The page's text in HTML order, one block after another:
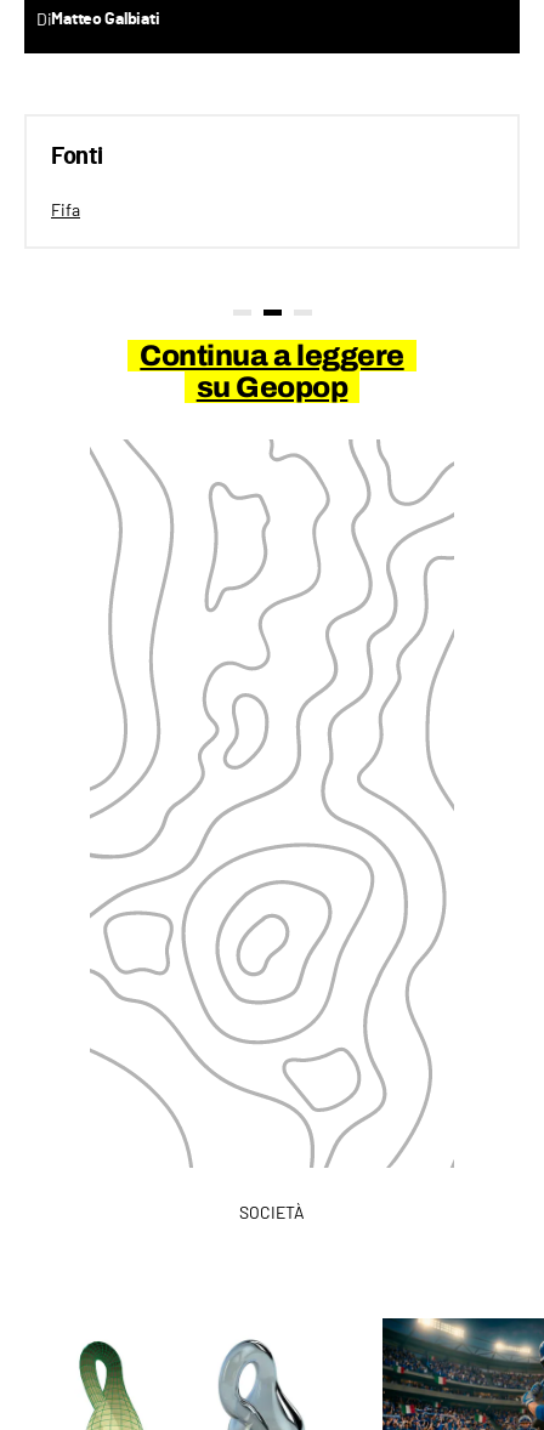
DiMatteo Galbiati
Fonti
Fifa
Continua a leggere
su Geopop
SOCIETÀ